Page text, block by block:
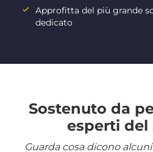
Approfitta del più grande
dedicato
Sostenuto da
esperti del
Guarda cosa dicono